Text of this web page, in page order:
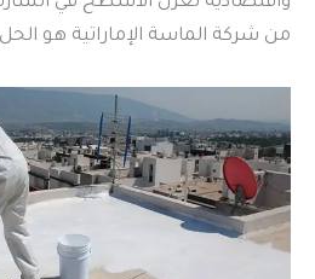
من شركة الماسة الإماراتية هو